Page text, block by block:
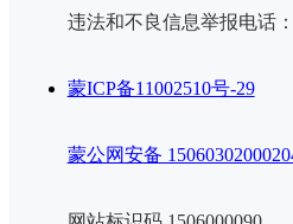
违法和不良信息举报电话
蒙ICP备11002510号-29
蒙公网安备